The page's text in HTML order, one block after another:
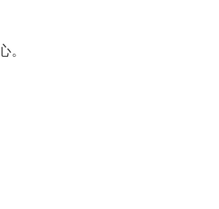
。